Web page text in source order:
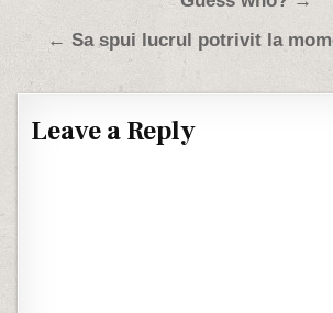
← Sa spui lucrul potrivit la
Leave a Reply